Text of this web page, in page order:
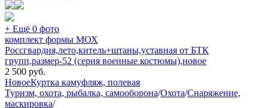
+ Ещё 0 фото
комплект формы МОХ
Россгвардия,лето,китель+штаны,уставная от БТК
групп,размер-52 (серия военные костюмы),новое
2 500 руб.
НовоеКуртка камуфляж, полевая
Туризм, охота, рыбалка, самооборона/Охота/Снаряжение,
маскировка/